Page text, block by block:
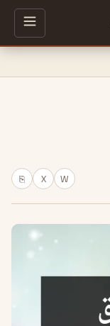
W
X
⎘